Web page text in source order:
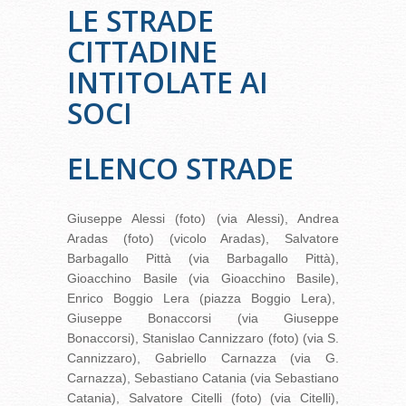
LE STRADE
CITTADINE
INTITOLATE AI
SOCI
ELENCO STRADE
Giuseppe Alessi (foto) (via Alessi), Andrea
Aradas (foto) (vicolo Aradas), Salvatore
Barbagallo Pittà (via Barbagallo Pittà),
Gioacchino Basile (via Gioacchino Basile),
Enrico Boggio Lera (piazza Boggio Lera),
Giuseppe Bonaccorsi (via Giuseppe
Bonaccorsi), Stanislao Cannizzaro (foto) (via S.
Cannizzaro), Gabriello Carnazza (via G.
Carnazza), Sebastiano Catania (via Sebastiano
Catania), Salvatore Citelli (foto) (via Citelli),